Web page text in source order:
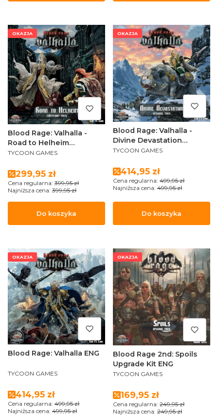
OKAZJA
Blood Rage: Valhalla -
Road to Helheim
Expansion Pack ENG
PRODUCENT
TYCOON GAMES
Cena promocyjna
299,95 zł
Cena regularna: 399,95 zł
Najniższa cena: 399,95 zł
Do koszyka
OKAZJA
Blood Rage: Valhalla -
Divine Devastation
Upgrade Kit ENG
PRODUCENT
TYCOON GAMES
Cena promocyjna
414,95 zł
Cena regularna: 499,95 zł
Najniższa cena: 499,95 zł
Do koszyka
OKAZJA
Blood Rage: Valhalla ENG
PRODUCENT
TYCOON GAMES
Cena promocyjna
414,95 zł
Cena regularna: 499,95 zł
Najniższa cena: 499,95 zł
OKAZJA
Blood Rage 2nd: Spoils
Upgrade Kit ENG
PRODUCENT
TYCOON GAMES
Cena promocyjna
169,95 zł
Cena regularna: 249,95 zł
Najniższa cena: 249,95 zł